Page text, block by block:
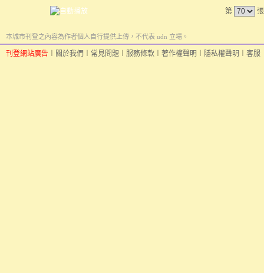
第
本城市刊登之內容為作者個人自行提供上傳，不代表 udn 立場。
刊登網站廣告 關於我們 常見問題 服務條款 著作權聲明 隱私權聲明 客服